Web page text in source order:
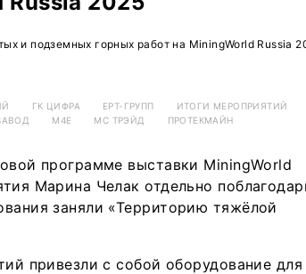
Нашими
Интервью
и подземных горных работ на MiningWorld Russia
ГК ЦИФРА ЕРТ-ГРУПП
ИТОГИ МЕРОПРИЯТИЙ
М4Е МС ТРЭЙД ПРОТЕКМАЙН
программе выставки MiningWorld
Марина Челак отдельно
заняли «Территорию тяжёлой
привезли с собой оборудование для